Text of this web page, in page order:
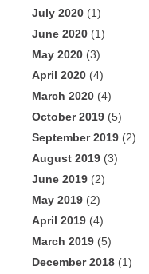
July 2020 (1)
June 2020 (1)
May 2020 (3)
April 2020 (4)
March 2020 (4)
October 2019 (5)
September 2019 (2)
August 2019 (3)
June 2019 (2)
May 2019 (2)
April 2019 (4)
March 2019 (5)
December 2018 (1)